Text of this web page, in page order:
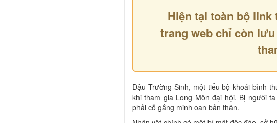
Hiện tại toàn bộ
trang web chỉ còn
Đậu Trường Sinh, một tiểu bộ khoái bình
khi tham gia Long Môn đại hội. Bị người
phải cố gắng minh oan bản thân.